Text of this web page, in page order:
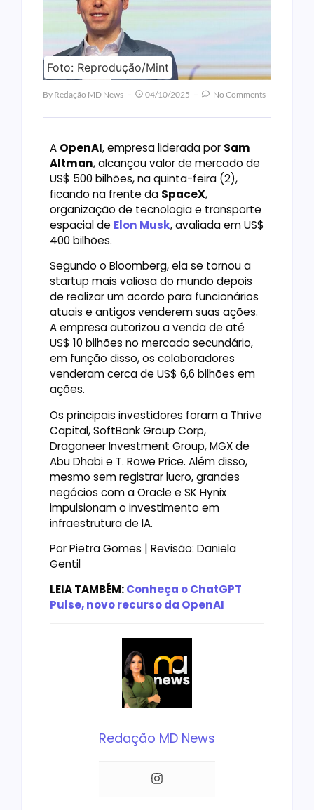
Foto: Reprodução/Mint
By Redação MD News 04/10/2025 No Comments
A OpenAI, empresa liderada por Sam
Altman, alcançou valor de mercado de
US$ 500 bilhões, na quinta-feira (2),
ficando na frente da SpaceX,
organização de tecnologia e transporte
espacial de Elon Musk, avaliada em US$
400 bilhões.
Segundo o Bloomberg, ela se tornou a
startup mais valiosa do mundo depois
de realizar um acordo para funcionários
atuais e antigos venderem suas ações.
A empresa autorizou a venda de até
US$ 10 bilhões no mercado secundário,
em função disso, os colaboradores
venderam cerca de US$ 6,6 bilhões em
ações.
Os principais investidores foram a Thrive
Capital, SoftBank Group Corp,
Dragoneer Investment Group, MGX de
Abu Dhabi e T. Rowe Price. Além disso,
mesmo sem registrar lucro, grandes
negócios com a Oracle e SK Hynix
impulsionam o investimento em
infraestrutura de IA.
Por Pietra Gomes | Revisão: Daniela
Gentil
LEIA TAMBÉM:Conheça o ChatGPT
Pulse, novo recurso da OpenAI
Redação MD News